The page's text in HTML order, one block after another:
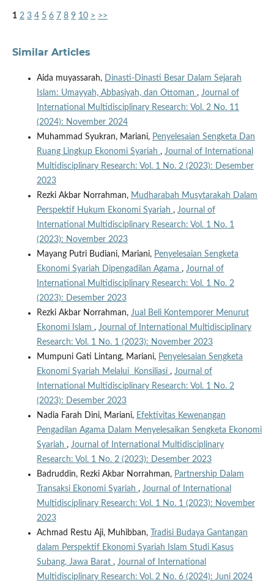
1 2 3 4 5 6 7 8 9 10 > >>
Similar Articles
Aida muyassarah, Dinasti-Dinasti Besar Dalam Sejarah
Islam: Umayyah, Abbasiyah, dan Ottoman , Journal of
International Multidisciplinary Research: Vol. 2 No. 11
(2024): November 2024
Muhammad Syukran, Mariani, Penyelesaian Sengketa Dan
Ruang Lingkup Ekonomi Syariah , Journal of International
Multidisciplinary Research: Vol. 1 No. 2 (2023): Desember
2023
Rezki Akbar Norrahman, Mudharabah Musytarakah Dalam
Perspektif Hukum Ekonomi Syariah , Journal of
International Multidisciplinary Research: Vol. 1 No. 1
(2023): November 2023
Mayang Putri Budiani, Mariani, Penyelesaian Sengketa
Ekonomi Syariah Dipengadilan Agama , Journal of
International Multidisciplinary Research: Vol. 1 No. 2
(2023): Desember 2023
Rezki Akbar Norrahman, Jual Beli Kontemporer Menurut
Ekonomi Islam , Journal of International Multidisciplinary
Research: Vol. 1 No. 1 (2023): November 2023
Mumpuni Gati Lintang, Mariani, Penyelesaian Sengketa
Ekonomi Syariah Melalui Konsiliasi , Journal of
International Multidisciplinary Research: Vol. 1 No. 2
(2023): Desember 2023
Nadia Farah Dini, Mariani, Efektivitas Kewenangan
Pengadilan Agama Dalam Menyelesaikan Sengketa Ekonomi
Syariah , Journal of International Multidisciplinary
Research: Vol. 1 No. 2 (2023): Desember 2023
Badruddin, Rezki Akbar Norrahman, Partnership Dalam
Transaksi Ekonomi Syariah , Journal of International
Multidisciplinary Research: Vol. 1 No. 1 (2023): November
2023
Achmad Restu Aji, Muhibban,
Tradisi Budaya Gantangan
dalam Perspektif Ekonomi Syariah Islam Studi Kasus
Subang, Jawa Barat , Journal of International
Multidisciplinary Research: Vol. 2 No. 6 (2024): Juni 2024